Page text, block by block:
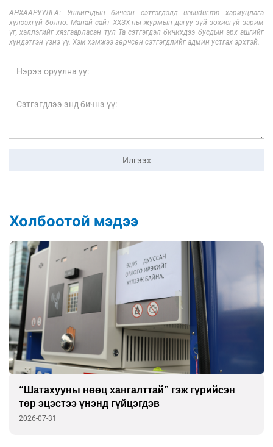
АНХААРУУЛГА: Уншигчдын бичсэн сэтгэгдэлд unuudur.mn хариуцлага
хүлээхгүй болно. Манай сайт ХХЗХ-ны журмын дагуу зүй зохисгүй зарим
үг, хэллэгийг хязгаарласан тул Та сэтгэгдэл бичихдээ бусдын эрх ашгийг
хүндэтгэн үзнэ үү. Хэм хэмжээ зөрчсөн сэтгэгдлийг админ устгах эрхтэй.
Илгээх
Холбоотой мэдээ
“Шатахууны нөөц хангалттай” гэж гүрийсэн
төр эцэстээ үнэнд гүйцэгдэв
2026-07-31